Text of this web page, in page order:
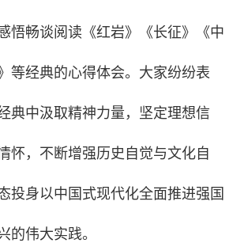
悟畅谈阅读《红岩》《长征》《中
等经典的心得体会。大家纷纷表
典中汲取精神力量，坚定理想信
怀，不断增强历史自觉与文化自
投身以中国式现代化全面推进强国
的伟大实践。